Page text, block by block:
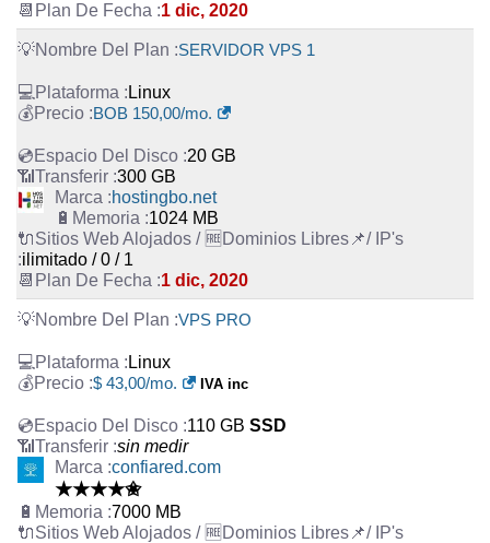
1 dic, 2020
SERVIDOR VPS 1
Linux
BOB 150,00/mo.
20 GB
300 GB
hostingbo.net
1024 MB
ilimitado / 0 / 1
1 dic, 2020
VPS PRO
Linux
$ 43,00/mo.
IVA inc
110 GB SSD
sin medir
confiared.com
★★★★✬
7000 MB